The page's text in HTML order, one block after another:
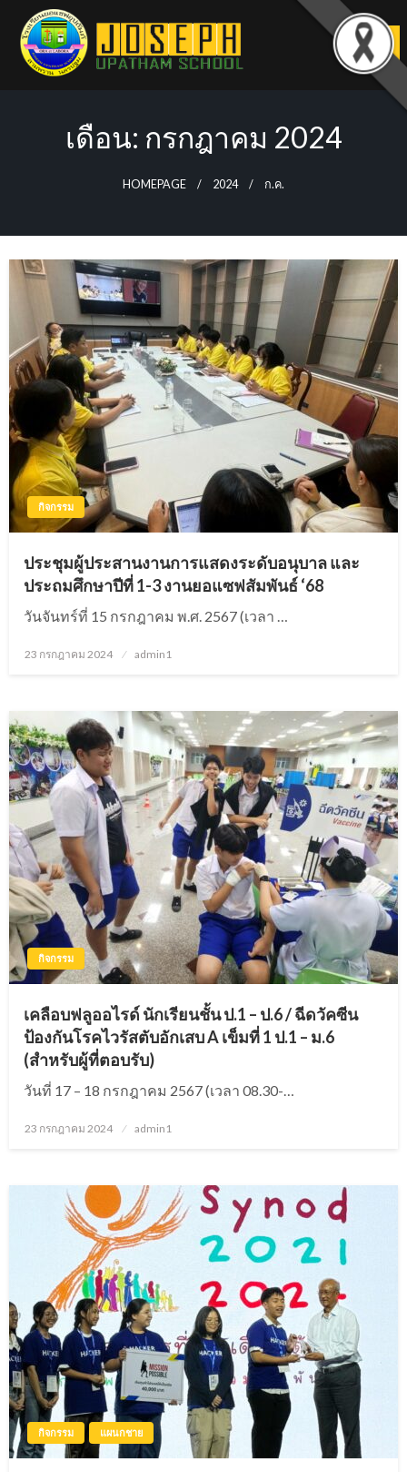
content
เดือน: กรกฎาคม 2024
HOMEPAGE 2024 ก.ค.
กิจกรรม
ประชุมผู้ประสานงานการแสดงระดับอนุบาล และ
ประถมศึกษาปีที่ 1-3 งานยอแซฟสัมพันธ์ ‘68
วันจันทร์ที่ 15 กรกฎาคม พ.ศ. 2567 (เวลา …
Posted
23 กรกฎาคม 2024 admin1
กิจกรรม
เคลือบฟลูออไรด์ นักเรียนชั้น ป.1 – ป.6 / ฉีดวัคซีน
ป้องกันโรคไวรัสตับอักเสบ A เข็มที่ 1 ป.1 – ม.6
(สำหรับผู้ที่ตอบรับ)
วันที่ 17 – 18 กรกฎาคม 2567 (เวลา 08.30-…
Posted
23 กรกฎาคม 2024 admin1
กิจกรรม แผนกชาย